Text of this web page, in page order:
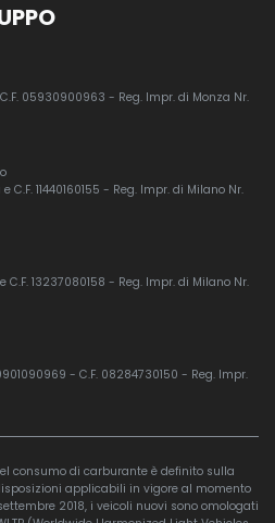
05930900963 - Reg. Impr. di Monza Nr.
C.F. 11440160155 - Reg. Impr. di Milano Nr.
C.F. 13237080158 - Reg. Impr. di Milano Nr.
- C.F. 08284730150 - Reg. Impr.
consumo di carburante è definito sulla
applicabili in vigore al momento
2018, i veicoli nuovi sono omologati